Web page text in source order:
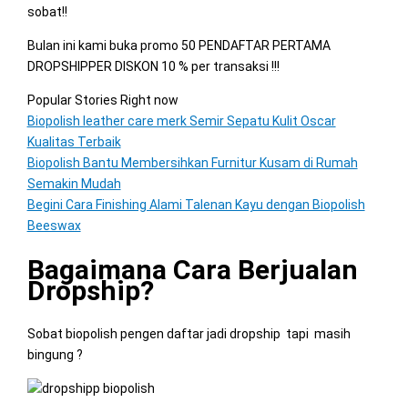
sobat!!
Bulan ini kami buka promo 50 PENDAFTAR PERTAMA
DROPSHIPPER DISKON 10 % per transaksi !!!
Popular Stories Right now
Biopolish leather care merk Semir Sepatu Kulit Oscar
Kualitas Terbaik
Biopolish Bantu Membersihkan Furnitur Kusam di Rumah
Semakin Mudah
Begini Cara Finishing Alami Talenan Kayu dengan Biopolish
Beeswax
Bagaimana Cara Berjualan
Dropship?
Sobat biopolish pengen daftar jadi dropship tapi masih
bingung ?